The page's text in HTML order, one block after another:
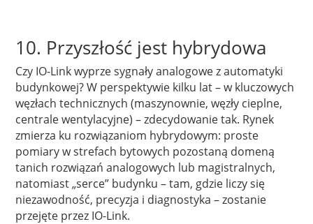
10. Przyszłość jest hybrydowa
Czy IO-Link wyprze sygnały analogowe z automatyki
budynkowej? W perspektywie kilku lat – w kluczowych
węzłach technicznych (maszynownie, węzły cieplne,
centrale wentylacyjne) – zdecydowanie tak. Rynek
zmierza ku rozwiązaniom hybrydowym: proste
pomiary w strefach bytowych pozostaną domeną
tanich rozwiązań analogowych lub magistralnych,
natomiast „serce” budynku – tam, gdzie liczy się
niezawodność, precyzja i diagnostyka – zostanie
przejęte przez IO-Link.